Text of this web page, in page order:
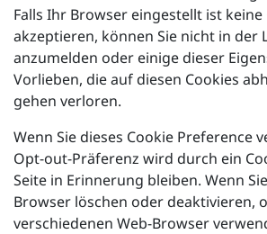
Falls Ihr Browser eingestellt ist keine
akzeptieren, können Sie nicht in der
anzumelden oder einige dieser
Vorlieben, die auf diesen Cookies
gehen verloren.
Wenn Sie dieses Cookie Preference
Opt-out-Präferenz wird durch ein
Seite in Erinnerung bleiben. Wenn
Browser löschen oder deaktivieren,
verschiedenen Web-Browser